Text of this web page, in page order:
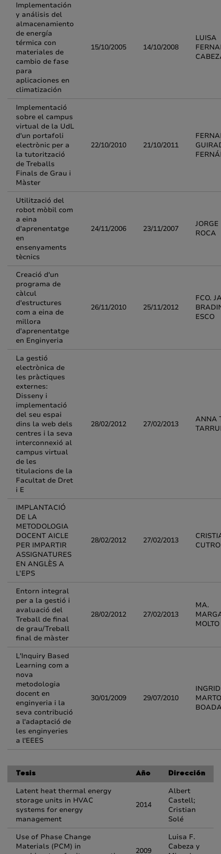
Implementación
y análisis del
almacenamiento
de energía
térmica con
materiales de
cambio de fase
para
aplicaciones en
climatización
15/10/2005 14/10/2008
LUISA
Implementació
sobre el campus
virtual de la UdL
d'un portafoli
electrònic per a
la tutorització
de Treballs
Finals de Grau i
Màster
22/10/2010 21/10/2011
Utilització del
robot mòbil com
a eina
d'aprenentatge
en
ensenyaments
tècnics
24/11/2006 23/11/2007
ROCA
Creació d'un
programa de
càlcul
d'estructures
com a eina de
millora
d'aprenentatge
en Enginyeria
26/11/2010 25/11/2012
FCO.
ESCO
La gestió
electrònica de
les pràctiques
externes:
Disseny i
implementació
del seu espai
dins la web dels
centres i la seva
interconnexió al
campus virtual
de les
titulacions de la
Facultat de Dret
i E
28/02/2012 27/02/2013
ANNA
IMPLANTACIÓ
DE LA
METODOLOGIA
DOCENT AICLE
PER IMPARTIR
ASSIGNATURES
EN ANGLÈS A
L’EPS
28/02/2012 27/02/2013
Entorn integral
per a la gestió i
avaluació del
Treball de final
de grau/Treball
final de màster
28/02/2012 27/02/2013
MA.
L'Inquiry Based
Learning com a
nova
metodologia
docent en
enginyeria i la
seva contribució
a l'adaptació de
les enginyeries
a l'EEES
30/01/2009 29/07/2010
INGRID
Tesis Año Dirección
Latent heat thermal energy
storage units in HVAC
systems for energy
management
2014
Albert
Castell;
Cristian
Solé
Use of Phase Change
Materials (PCM) in
2009
Luisa F.
Cabeza y